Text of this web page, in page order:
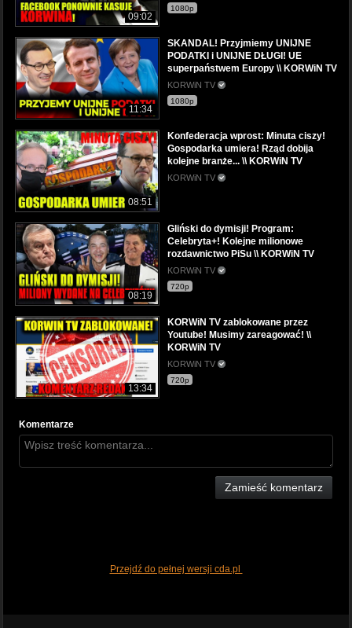
09:02
1080p
11:34
SKANDAL! Przyjmiemy UNIJNE
PODATKI i UNIJNE DŁUGI! UE
superpaństwem Europy \\ KORWiN TV
KORWiN TV
1080p
08:51
Konfederacja wprost: Minuta ciszy!
Gospodarka umiera! Rząd dobija
kolejne branże... \\ KORWiN TV
KORWiN TV
08:19
Gliński do dymisji! Program:
Celebryta+! Kolejne milionowe
rozdawnictwo PiSu \\ KORWiN TV
KORWiN TV
720p
13:34
KORWiN TV zablokowane przez
Youtube! Musimy zareagować! \\
KORWiN TV
KORWiN TV
720p
Komentarze
Zamieść komentarz
Przejdź do pełnej wersji cda.pl